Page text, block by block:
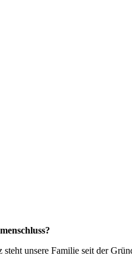
unsere Familie seit der